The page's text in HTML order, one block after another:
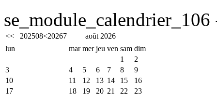
<< 202508<20267
août 2026
lun
mar mer jeu ven sam dim
1
2
3
4 5 6 7 8
9
10
11 12 13 14 15
16
17
18 19 20 21 22 23